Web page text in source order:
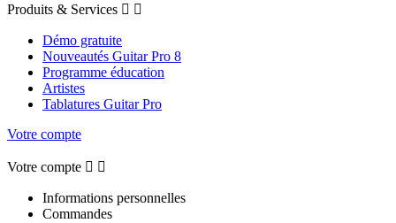
Produits & Services  
Démo gratuite
Nouveautés Guitar Pro 8
Programme éducation
Artistes
Tablatures Guitar Pro
Votre compte
Votre compte  
Informations personnelles
Commandes